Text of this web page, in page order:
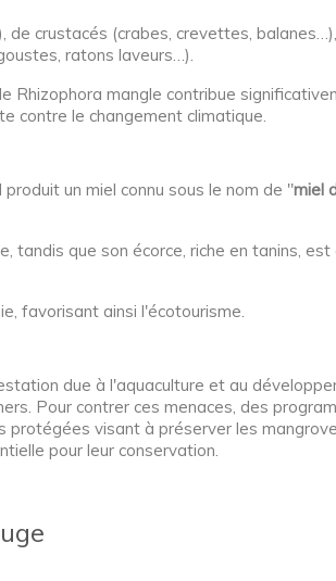
crustacés (crabes, crevettes, balanes…),
ratons laveurs…).
Rhizophora mangle contribue
contre le changement climatique.
un miel connu sous le nom de "miel
tandis que son écorce, riche en tanins, est
favorisant ainsi l'écotourisme.
due à l'aquaculture et au
Pour contrer ces menaces, des
protégées visant à préserver les
pour leur conservation.